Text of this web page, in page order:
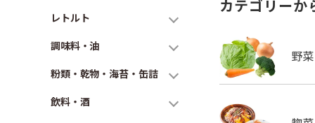
レトルト
調味料・油
粉類・乾物・海苔・缶詰
飲料・酒
カテゴリーか